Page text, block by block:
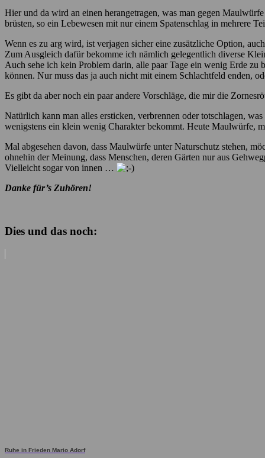
Hier und da wird an einen herangetragen, was man gegen
brüsten, so ein Lebewesen mit nur einem Spatenschlag in mehrere
Wenn es zu arg wird, ist verjagen sicher eine zusätzliche Option,
Zum Ausgleich dafür bekomme ich nämlich gelegentlich diverse
Auch sehe ich kein Problem darin, alle paar Tage ein wenig Erde zu
können. Nur muss das ja auch nicht mit einem Schlachtfeld enden,
Es gibt da aber noch ein paar andere Vorschläge, die mir die
Natürlich kann man alles ersticken, verbrennen oder totschlagen,
wenigstens ein klein wenig Charakter bekommt. Heute Maulwürfe,
Mal abgesehen davon, dass Maulwürfe unter Naturschutz stehen,
ohnehin der Meinung, dass Menschen, deren Gärten nur aus
Vielleicht sogar von innen …
Danke für’s Zuhören!
Dies und das noch:
Ruhe in Frieden Mario Adorf